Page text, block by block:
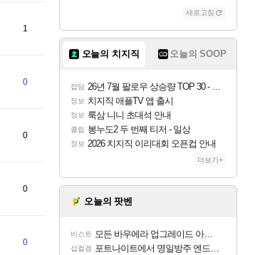
1
0
0
0
0
새로고침
오늘의 치지직 오늘의 SOOP
잡담 26년 7월 팔로우 상승량 TOP 30 - 월간 치지직
정보 치지직 애플TV 앱 출시
정보 룩삼 니니 초대석 안내
클립 봉누도2 두 번째 티저 - 일상
정보 2026 치지직 이리대회 오픈컵 안내
더보기+
오늘의 팟벤
비스트 모든 바우에라 업그레이드 아이템 획득 위치 공략 (89개)
섭컬겜 포트나이트에서 명일방주 엔드필드 [펠리카] 판매 예정